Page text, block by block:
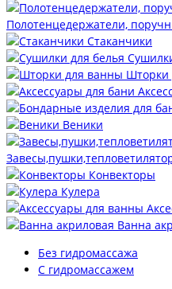
Полотенцедержатели,
Стаканчики
Шторки
Веники
Конвекторы
Кулера
Ванна
Без гидромассажа
С гидромассажем